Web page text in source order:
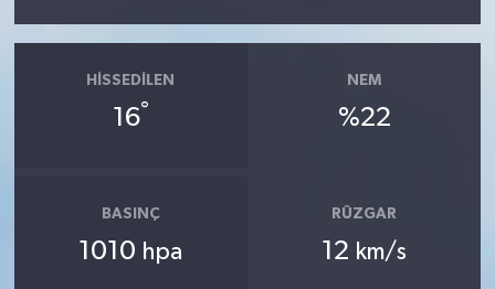
HISSEDILEN
16°
NEM
%22
BASINÇ
1010 hpa
RÜZGAR
12 km/s